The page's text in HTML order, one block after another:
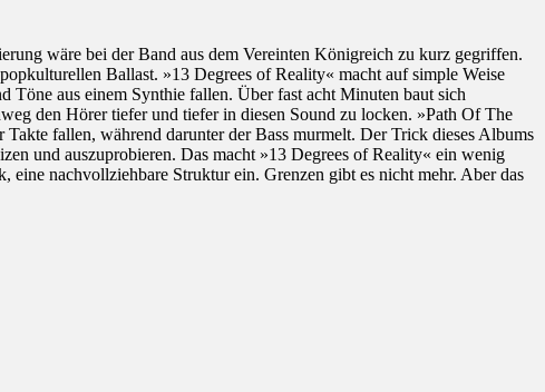
wäre bei der Band aus dem Vereinten Königreich zu kurz gegriffen.
Ballast. »13 Degrees of Reality« macht auf simple Weise
Töne aus einem Synthie fallen. Über fast acht Minuten baut sich
den Hörer tiefer und tiefer in diesen Sound zu locken. »Path Of The
fallen, während darunter der Bass murmelt. Der Trick dieses Albums
und auszuprobieren. Das macht »13 Degrees of Reality« ein wenig
nachvollziehbare Struktur ein. Grenzen gibt es nicht mehr. Aber das